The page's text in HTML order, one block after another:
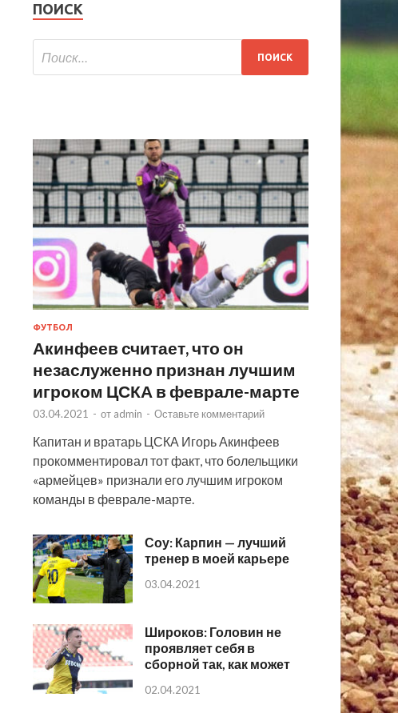
ПОИСК
ФУТБОЛ
Акинфеев считает, что он
незаслуженно признан лучшим
игроком ЦСКА в феврале-марте
03.04.2021 - от admin - Оставьте комментарий
Капитан и вратарь ЦСКА Игорь Акинфеев
прокомментировал тот факт, что болельщики
«армейцев» признали его лучшим игроком
команды в феврале-марте.
Соу: Карпин — лучший
тренер в моей карьере
03.04.2021
Широков: Головин не
проявляет себя в
сборной так, как может
02.04.2021